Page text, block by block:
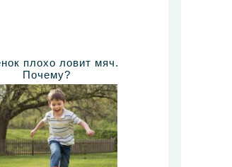
плохо ловит мяч.
Почему?